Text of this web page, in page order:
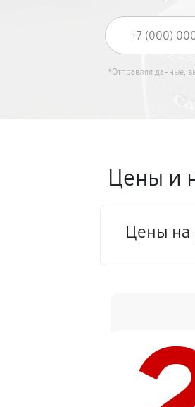
*Отправляя данные,
Цены и
Цены на